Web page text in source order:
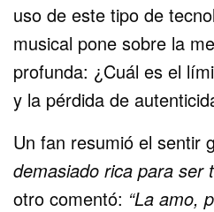
uso de este tipo de
musical pone sobre la
profunda: ¿Cuál es el
y la pérdida de
Un fan resumió el sentir
demasiado rica para ser
otro comentó: “La amo,